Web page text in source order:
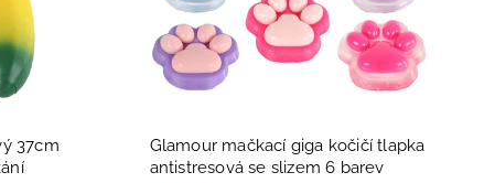
37cm
Glamour mačkací giga kočičí tlapka
antistresová se slizem 6 barev